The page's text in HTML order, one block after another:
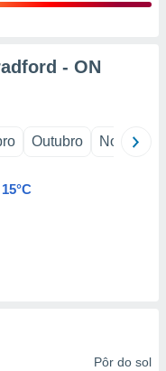
- ON
Outubro Novembro
15°C
Pôr do sol